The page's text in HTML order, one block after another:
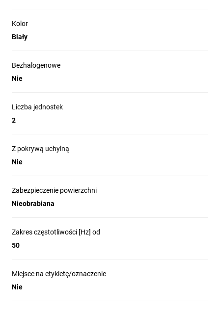
Kolor
Biały
Bezhalogenowe
Nie
Liczba jednostek
2
Z pokrywą uchylną
Nie
Zabezpieczenie powierzchni
Nieobrabiana
Zakres częstotliwości [Hz] od
50
Miejsce na etykietę/oznaczenie
Nie